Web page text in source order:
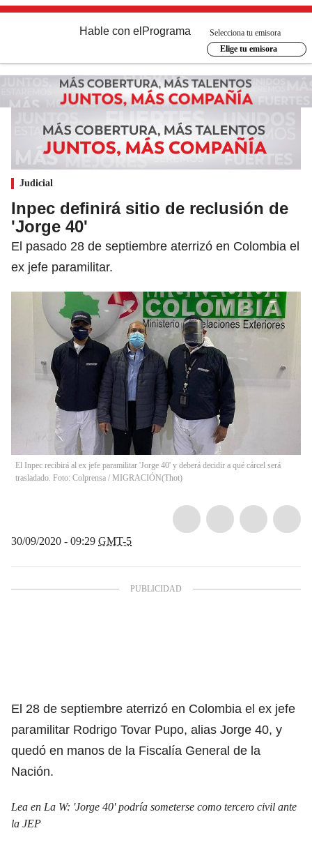
Hable con el Programa
Selecciona tu emisora
Elige tu emisora
Judicial
Inpec definirá sitio de reclusión de
'Jorge 40'
El pasado 28 de septiembre aterrizó en Colombia el
ex jefe paramilitar.
El Inpec recibirá al ex jefe paramilitar 'Jorge 40' y deberá decidir a qué cárcel será
trasladado. Foto: Colprensa / MIGRACIÓN(Thot)
30/09/2020 - 09:29 GMT-5
El 28 de septiembre aterrizó en Colombia el ex jefe
paramilitar Rodrigo Tovar Pupo, alias Jorge 40, y
quedó en manos de la Fiscalía General de la
Nación.
Lea en La W: 'Jorge 40' podría someterse como tercero civil ante
la JEP